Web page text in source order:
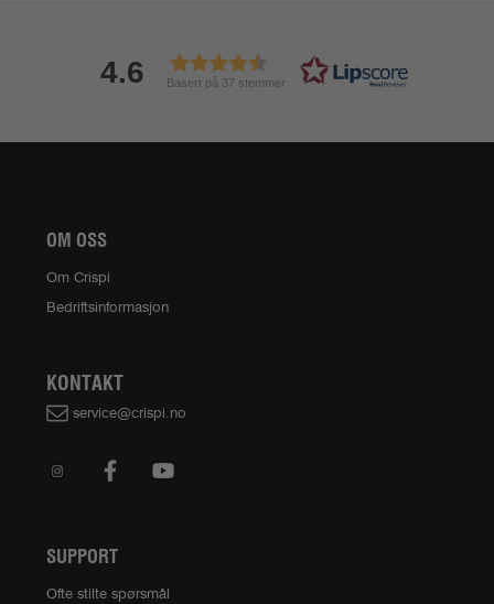
4.6 Basert på 37 stemmer
OM OSS
Om Crispi
Bedriftsinformasjon
KONTAKT
service@crispi.no
SUPPORT
Ofte stilte spørsmål